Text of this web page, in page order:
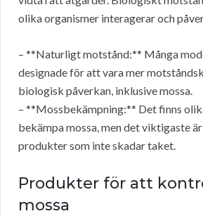
olika organismer interagerar och
– **Naturligt motstånd:** Många
designade för att vara mer
biologisk påverkan, inklusive mossa.
– **Mossbekämpning:** Det finns
bekämpa mossa, men det viktigaste
produkter som inte skadar taket.
Produkter för att
mossa